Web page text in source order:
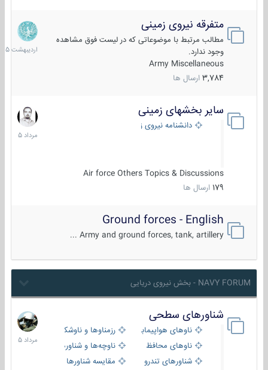
متفرقه نیروی زمینی
مطالب مرتبط با موضوعاتی که در لیست فوق مشاهده
وجود ندارد.
Army Miscellaneous
3,784 ارسال ها
27
1405
سایر بخشهای زمینی
دانشنامه نیروی زمینی
Air force Others Topics & Discussions
179 ارسال ها
9
مرداد
1405
Ground forces - English
Army and ground forces, tank, artillery ...
NAVY FORUM - بخش نیروی دریایی
شناورهای سطحی
ناوهای هواپیمابر و بالگرد بررزمناوها و ناوشکن‌ها
ناوهای محافظ
ناوچه‌ها و شناورهای گشتی
شناورهای تندرو
مقایسه شناورها
2
مرداد
1405